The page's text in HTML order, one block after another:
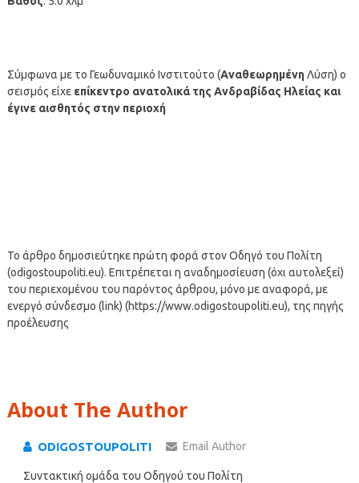
Σύμφωνα με το Γεωδυναμικό Ινστιτούτο (ΑναθεωρημένηΛύση) ο
σεισμός είχε επίκεντρο ανατολικά της Ανδραβίδας Ηλείας και
έγινε αισθητός στην περιοχή
Το άρθρο δημοσιεύτηκε πρώτη φορά στον Οδηγό του Πολίτη
(odigostoupoliti.eu). Επιτρέπεται η αναδημοσίευση (όχι αυτολεξεί)
του περιεχομένου του παρόντος άρθρου, μόνο με αναφορά, με
ενεργό σύνδεσμο (link) (https://www.odigostoupoliti.eu), της πηγής
προέλευσης
About The Author
ODIGOSTOUPOLITI Email Author
Συντακτική ομάδα του Οδηγού του Πολίτη